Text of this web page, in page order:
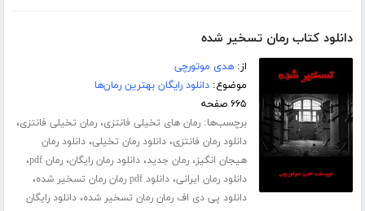
دانلود کتاب رمان تسخیر شده
از:هدی موتورچی
موضوع:دانلود رایگان بهترین رمان‌ها
۶۶۵ صفحه
برچسب‌ها:رمان های تخیلی فانتزی،رمان تخیلی فانتزی،
دانلود رمان فانتزی،دانلود رمان تخیلی،دانلود رمان
هیجان انگیز،رمان جدید،دانلود رمان رایگان،رمان pdf ،
دانلود رمان ایرانی،دانلود pdf رمان رمان تسخیر شده ،
دانلود پی دی اف رمان رمان تسخیر شده،دانلود رایگان